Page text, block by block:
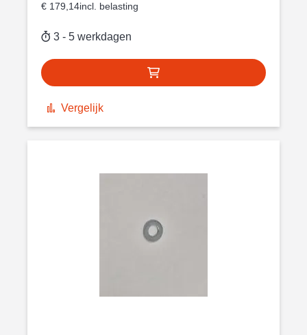
€ 179,14
3 - 5 werkdagen
Vergelijk